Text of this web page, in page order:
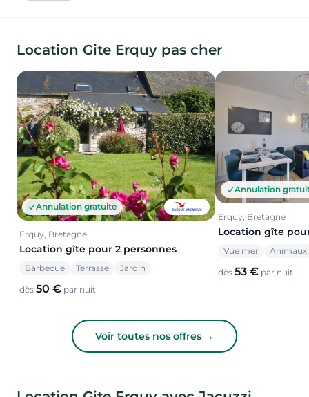
Location Gite Erquy pas cher
Annulation gratuite
Erquy, Bretagne
Location gîte pour 2 personnes
Barbecue Terrasse Jardin
dès 50 € par nuit
Annulation
Erquy, Bretagne
Location gîte
Vue mer Animaux
dès 53 € par nuit
Voir toutes nos offres →